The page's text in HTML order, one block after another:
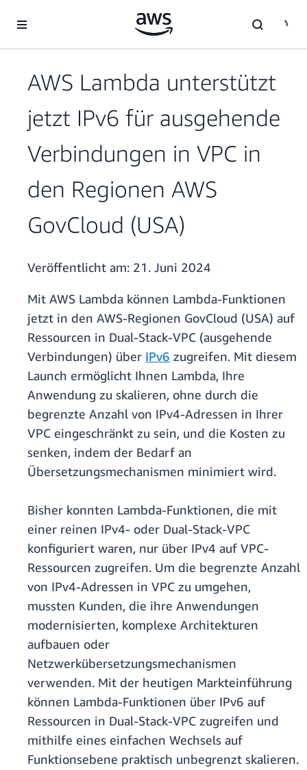
Überspringen zum Hauptinhalt
AWS Lambda unterstützt
jetzt IPv6 für ausgehende
Verbindungen in VPC in
den Regionen AWS
GovCloud (USA)
Veröffentlicht am: 21. Juni 2024
Mit AWS Lambda können Lambda-Funktionen
jetzt in den AWS-Regionen GovCloud (USA) auf
Ressourcen in Dual-Stack-VPC (ausgehende
Verbindungen) über IPv6 zugreifen. Mit diesem
Launch ermöglicht Ihnen Lambda, Ihre
Anwendung zu skalieren, ohne durch die
begrenzte Anzahl von IPv4-Adressen in Ihrer
VPC eingeschränkt zu sein, und die Kosten zu
senken, indem der Bedarf an
Übersetzungsmechanismen minimiert wird.
Bisher konnten Lambda-Funktionen, die mit
einer reinen IPv4- oder Dual-Stack-VPC
konfiguriert waren, nur über IPv4 auf VPC-
Ressourcen zugreifen. Um die begrenzte Anzahl
von IPv4-Adressen in VPC zu umgehen,
mussten Kunden, die ihre Anwendungen
modernisierten, komplexe Architekturen
aufbauen oder
Netzwerkübersetzungsmechanismen
verwenden. Mit der heutigen Markteinführung
können Lambda-Funktionen über IPv6 auf
Ressourcen in Dual-Stack-VPC zugreifen und
mithilfe eines einfachen Wechsels auf
Funktionsebene praktisch unbegrenzt skalieren.